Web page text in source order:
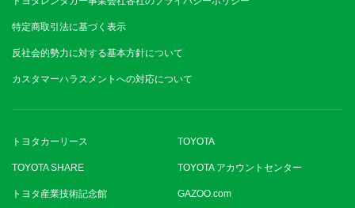
特定商取引法に基づく表示
反社会的勢力に対する基本方針について
カスタマーハラスメントへの対応について
トヨタカーリース TOYOTA
TOYOTA SHARE TOYOTA アカウントセンター
トヨタ産業技術記念館 GAZOO.com